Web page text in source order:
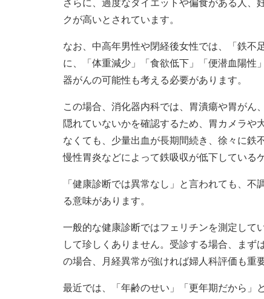
さらに、過度なダイエットや偏食がある人、
クが高いとされています。
なお、中高年男性や閉経後女性では、「鉄不
に、「体重減少」「食欲低下」「便潜血陽性
器がんの可能性も考える必要があります。
この場合、消化器内科では、胃潰瘍や胃がん
隠れていないかを確認するため、胃カメラや
なくても、少量出血が長期間続き、徐々に鉄
慢性胃炎などによって鉄吸収が低下している
「健康診断では異常なし」と言われても、
る意味があります。
一般的な健康診断ではフェリチンを測定して
して珍しくありません。受診する場合、まず
の場合、月経異常が強ければ婦人科評価も重
最近では、「年齢のせい」「更年期だから」